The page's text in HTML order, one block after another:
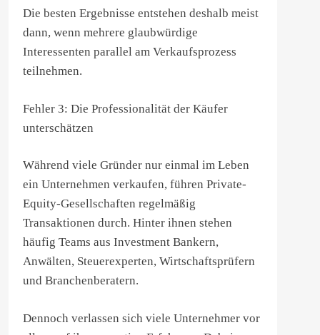
Die besten Ergebnisse entstehen deshalb meist
dann, wenn mehrere glaubwürdige
Interessenten parallel am Verkaufsprozess
teilnehmen.
Fehler 3: Die Professionalität der Käufer
unterschätzen
Während viele Gründer nur einmal im Leben
ein Unternehmen verkaufen, führen Private-
Equity-Gesellschaften regelmäßig
Transaktionen durch. Hinter ihnen stehen
häufig Teams aus Investment Bankern,
Anwälten, Steuerexperten, Wirtschaftsprüfern
und Branchenberatern.
Dennoch verlassen sich viele Unternehmer vor